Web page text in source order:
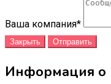
Ваша компания*
Закрыть Отправить
Информация о